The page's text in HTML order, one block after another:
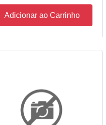
Adicionar ao Carrinho